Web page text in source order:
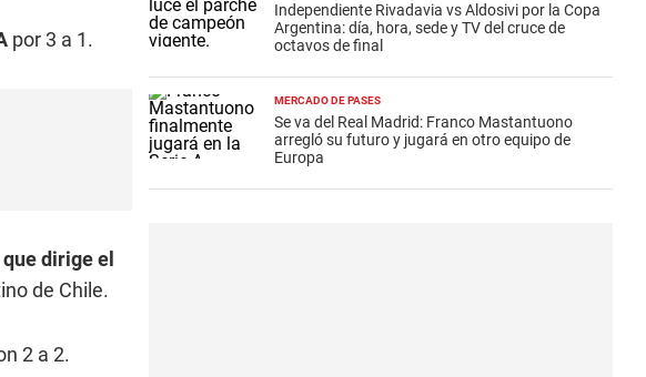
por 3 a 1.
dirige el
de Chile.
2 a 2.
Independiente Rivadavia vs Aldosivi por la Copa
Argentina: día, hora, sede y TV del cruce de
octavos de final
MERCADO DE PASES
Se va del Real Madrid: Franco Mastantuono
arregló su futuro y jugará en otro equipo de
Europa